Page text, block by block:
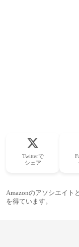
Twitterで
シェア
Amazonのアソシエイト
を得ています。